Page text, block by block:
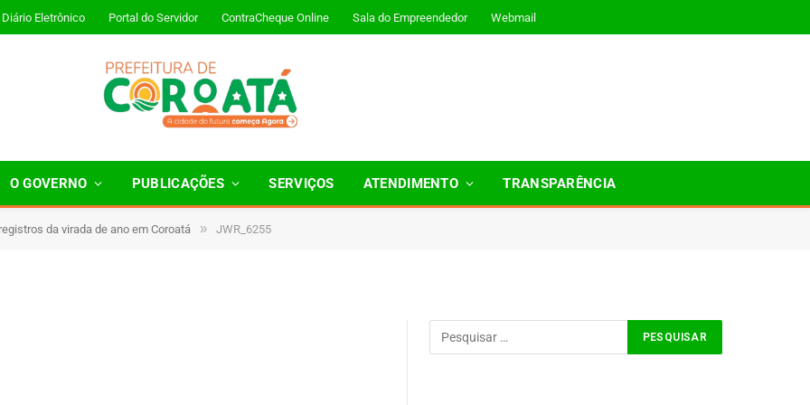
Diário Eletrônico Portal do Servidor ContraCheque Online Sala do Empreendedor Webmail
O GOVERNO PUBLICAÇÕES SERVIÇOS ATENDIMENTO TRANSPARÊNCIA
da virada de ano em Coroatá » JWR_6255